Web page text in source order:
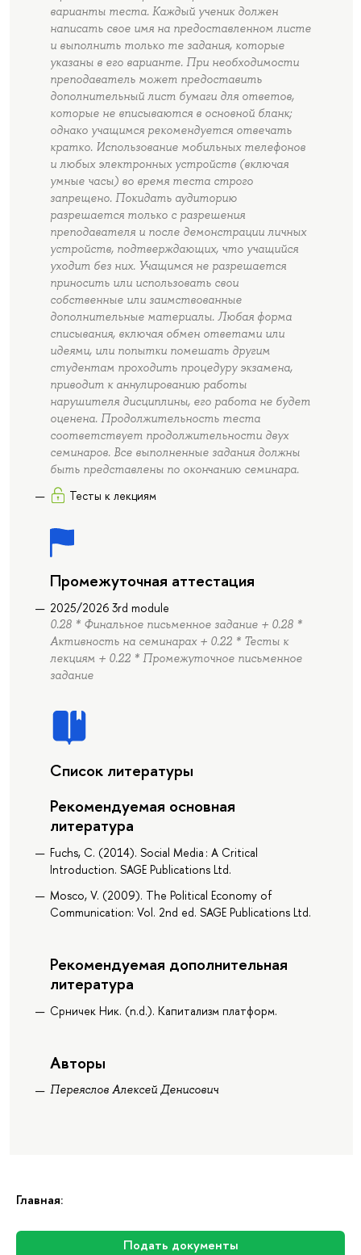
Главная:
Подать документы
варианты теста. Каждый ученик должен
написать свое имя на предоставленном листе
и выполнить только те задания, которые
указаны в его варианте. При необходимости
преподаватель может предоставить
дополнительный лист бумаги для ответов,
которые не вписываются в основной бланк;
однако учащимся рекомендуется отвечать
кратко. Использование мобильных телефонов
и любых электронных устройств (включая
умные часы) во время теста строго
запрещено. Покидать аудиторию
разрешается только с разрешения
преподавателя и после демонстрации личных
устройств, подтверждающих, что учащийся
уходит без них. Учащимся не разрешается
приносить или использовать свои
собственные или заимствованные
дополнительные материалы. Любая форма
списывания, включая обмен ответами или
идеями, или попытки помешать другим
студентам проходить процедуру экзамена,
приводит к аннулированию работы
нарушителя дисциплины, его работа не будет
оценена. Продолжительность теста
соответствует продолжительности двух
семинаров. Все выполненные задания должны
быть представлены по окончанию семинара.
Тесты к лекциям
Промежуточная аттестация
2025/2026 3rd module
0.28 * Финальное письменное задание + 0.28 *
Активность на семинарах + 0.22 * Тесты к
лекциям + 0.22 * Промежуточное письменное
задание
Список литературы
Рекомендуемая основная
литература
Fuchs, C. (2014). Social Media : A Critical
Introduction. SAGE Publications Ltd.
Mosco, V. (2009). The Political Economy of
Communication: Vol. 2nd ed. SAGE Publications Ltd.
Рекомендуемая дополнительная
литература
Срничек Ник. (n.d.). Капитализм платформ.
Авторы
Переяслов Алексей Денисович